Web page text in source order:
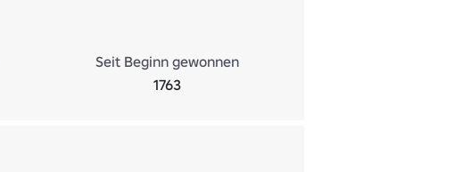
Seit Beginn gewonnen
1763